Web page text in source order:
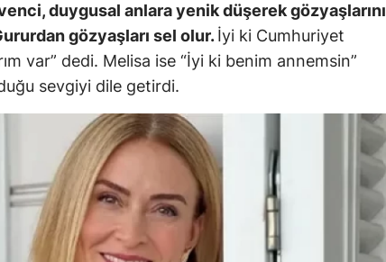
Kastamonu
Kayseri
Kırklareli
Kırşehir
Kocaeli
Konya
Kütahya
duygusal anlara yenik düşerek gözyaşlarını
gözyaşları sel olur.İyi ki Cumhuriyet
var” dedi. Melisa ise “İyi ki benim annemsin”
sevgiyi dile getirdi.